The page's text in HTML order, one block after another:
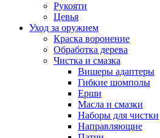
Рукояти
Цевья
Уход за оружием
Краска воронение
Обработка дерева
Чистка и смазка
Вишеры адаптеры
Гибкие шомполы
Ерши
Масла и смазки
Наборы для чистки
Направляющие